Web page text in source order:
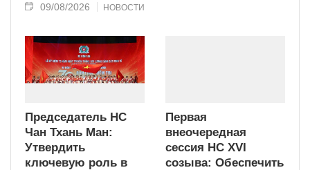
09/08/2026 НОВОСТИ
Председатель НС
Чан Тхань Ман:
Утвердить
ключевую роль в
Первая
внеочередная
сессия НС XVI
созыва: Обеспечить